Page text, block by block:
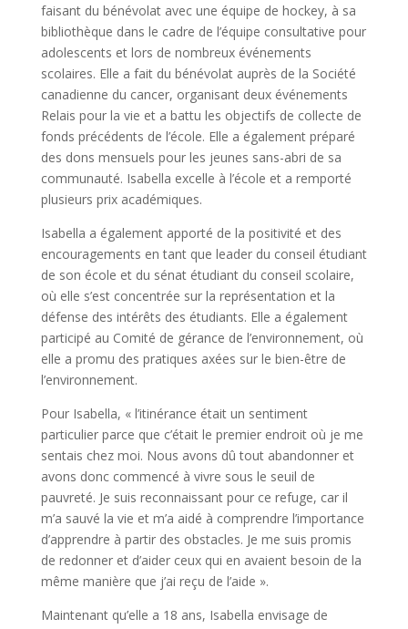
faisant du bénévolat avec une équipe de hockey, à sa
bibliothèque dans le cadre de l’équipe consultative pour
adolescents et lors de nombreux événements
scolaires. Elle a fait du bénévolat auprès de la Société
canadienne du cancer, organisant deux événements
Relais pour la vie et a battu les objectifs de collecte de
fonds précédents de l’école. Elle a également préparé
des dons mensuels pour les jeunes sans-abri de sa
communauté. Isabella excelle à l’école et a remporté
plusieurs prix académiques.
Isabella a également apporté de la positivité et des
encouragements en tant que leader du conseil étudiant
de son école et du sénat étudiant du conseil scolaire,
où elle s’est concentrée sur la représentation et la
défense des intérêts des étudiants. Elle a également
participé au Comité de gérance de l’environnement, où
elle a promu des pratiques axées sur le bien-être de
l’environnement.
Pour Isabella, « l’itinérance était un sentiment
particulier parce que c’était le premier endroit où je me
sentais chez moi. Nous avons dû tout abandonner et
avons donc commencé à vivre sous le seuil de
pauvreté. Je suis reconnaissant pour ce refuge, car il
m’a sauvé la vie et m’a aidé à comprendre l’importance
d’apprendre à partir des obstacles. Je me suis promis
de redonner et d’aider ceux qui en avaient besoin de la
même manière que j’ai reçu de l’aide ».
Maintenant qu’elle a 18 ans, Isabella envisage de